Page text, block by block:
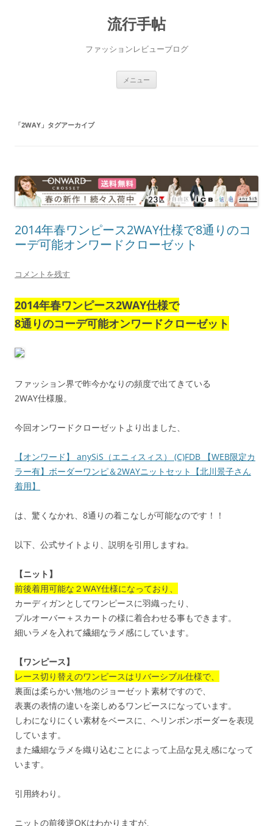
流行手帖
ファッションレビューブログ
メニュー
「2WAY 」タグアーカイブ
2014年春ワンピース2WAY仕様で8通りのコ
ーデ可能オンワードクローゼット
コメントを残す
2014年春ワンピース2WAY仕様で
8通りのコーデ可能オンワードクローゼット
ファッション界で昨今かなりの頻度で出てきている
2WAY仕様服。
今回オンワードクローゼットより出ました、
【オンワード】 anySiS（エニィスィス） (C)FDB 【WEB限定カ
ラー有】ボーダーワンピ＆2WAYニットセット【北川景子さん
着用】
は、驚くなかれ、8通りの着こなしが可能なのです！！
以下、公式サイトより、説明を引用しますね。
【ニット】
前後着用可能な２WAY仕様になっており、
カーディガンとしてワンピースに羽織ったり、
プルオーバー＋スカートの様に着合わせる事もできます。
細いラメを入れて繊細なラメ感にしています。
【ワンピース】
レース切り替えのワンピースはリバーシブル仕様で、
裏面は柔らかい無地のジョーゼット素材ですので、
表裏の表情の違いを楽しめるワンピースになっています。
しわになりにくい素材をベースに、ヘリンボンボーダーを表現
しています。
また繊細なラメを織り込むことによって上品な見え感になって
います。
引用終わり。
ニットの前後逆OKはわかりますが、